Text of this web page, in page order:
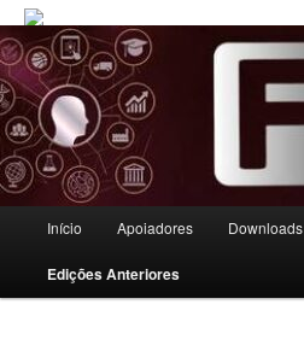
Pular para o conteúdo principal
Pular para o conteúdo secundário
Início Apoiadores Downloads
Edições Anteriores